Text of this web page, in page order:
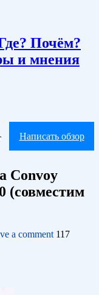
Почём?
и мнения
Написать обзор
Convoy
(совместим
a comment 117